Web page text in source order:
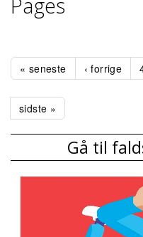
« seneste ‹ forrige
sidste »
Gå til